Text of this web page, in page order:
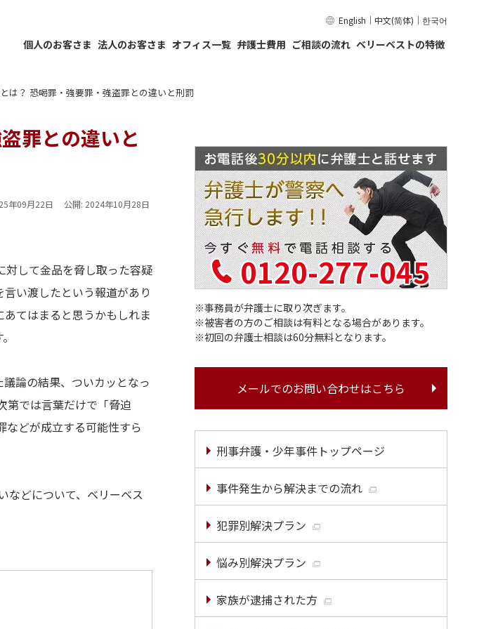
English ｜ 中文(简体) ｜ 한국어
個人のお客さま 法人のお客さま オフィス一覧 弁護士費用 ご相談の流れ ベリーベストの特徴
は？ 恐喝罪・強要罪・強盗罪との違いと刑罰
罪との違いと
年09月22日 公開: 2024年10月28日
して金品を脅し取った容疑
い渡したという報道があり
てはまると思うかもしれま
論の結果、ついカッとなっ
第では言葉だけで「脅迫
などが成立する可能性すら
などについて、ベリーベス
0120-277-045
事務員が弁護士に取り次ぎます。
被害者の方のご相談は有料となる場合があります。
初回の弁護士相談は60分無料となります。
メールでのお問い合わせはこちら
刑事弁護・少年事件トップページ
事件発生から解決までの流れ
犯罪別解決プラン
悩み別解決プラン
家族が逮捕された方